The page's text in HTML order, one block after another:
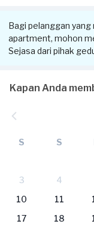
Bagi pelanggan
apartment, mohon
Sejasa dari pihak
Kapan Anda
S S
3
4
10
11
17
18